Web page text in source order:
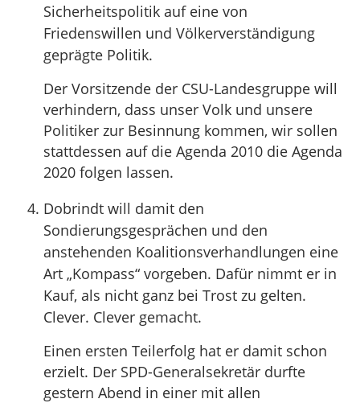
Sicherheitspolitik auf eine von
Friedenswillen und Völkerverständigung
geprägte Politik.
Der Vorsitzende der CSU-Landesgruppe will
verhindern, dass unser Volk und unsere
Politiker zur Besinnung kommen, wir sollen
stattdessen auf die Agenda 2010 die Agenda
2020 folgen lassen.
Dobrindt will damit den
Sondierungsgesprächen und den
anstehenden Koalitionsverhandlungen eine
Art „Kompass“ vorgeben. Dafür nimmt er in
Kauf, als nicht ganz bei Trost zu gelten.
Clever. Clever gemacht.
Einen ersten Teilerfolg hat er damit schon
erzielt. Der SPD-Generalsekretär durfte
gestern Abend in einer mit allen